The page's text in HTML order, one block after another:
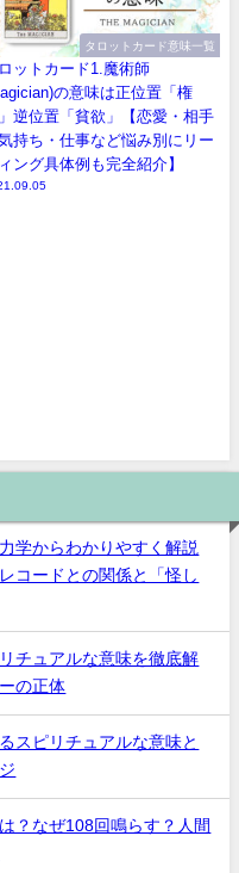
タロットカード意味一覧
ットカード1.魔術師
の意味は正位置「権
逆位置「貧欲」【恋愛・相手
持ち・仕事など悩み別にリー
ング具体例も完全紹介】
学からわかりやすく解説
コードとの関係と「怪し
チュアルな意味を徹底解
の正体
スピリチュアルな意味と
？なぜ108回鳴らす？人間